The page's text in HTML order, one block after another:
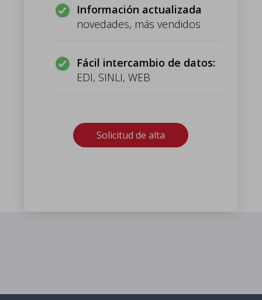
Información actualizada
novedades, más vendidos
Fácil intercambio de datos:
EDI, SINLI, WEB
Solicitud de alta